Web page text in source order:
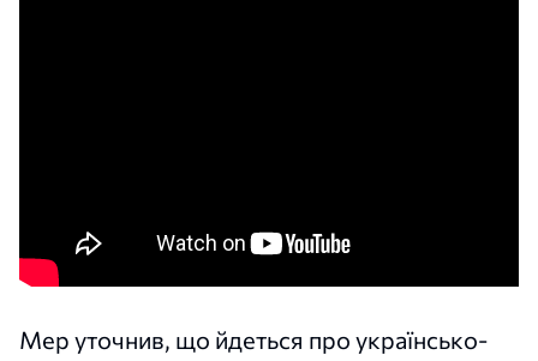
Мер уточнив, що йдеться про українсько-